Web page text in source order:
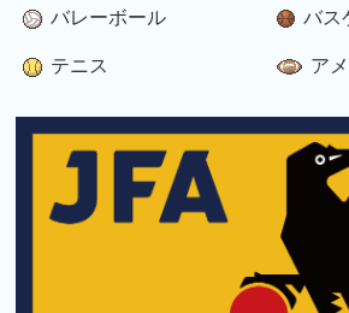
バレーボール バス
テニス ア